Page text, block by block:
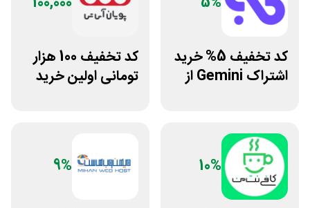
کد تخفیف 5% خرید
اشتراک Gemini از
کد تخفیف 100 هزار
تومانی اولین خرید
10%
9%